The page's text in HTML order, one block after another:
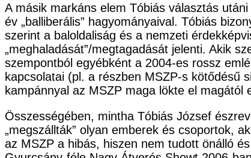
A másik markáns elem Tóbiás választás
év „balliberális” hagyományaival. Tóbiás
szerint a baloldaliság és a nemzeti
„meghaladását”/megtagadását jelenti. Akik
szempontból egyébként a 2004-es rossz
kapcsolatai (pl. a részben MSZP-s kötődésű
kampánnyal az MSZP maga lökte el magától
Összességében, mintha Tóbiás József
„megszállták” olyan emberek és csoportok,
az MSZP a hibás, hiszen nem tudott önálló